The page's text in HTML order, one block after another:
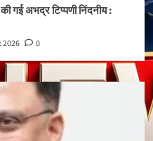
की गई अभद्र टिप्पणी निंदनीय :
2026 0